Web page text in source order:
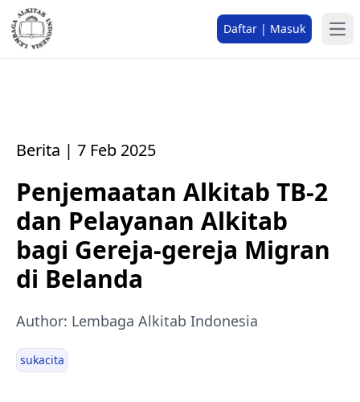
Daftar | Masuk
Berita | 7 Feb 2025
Penjemaatan Alkitab TB-2
dan Pelayanan Alkitab
bagi Gereja-gereja Migran
di Belanda
Author: Lembaga Alkitab Indonesia
sukacita